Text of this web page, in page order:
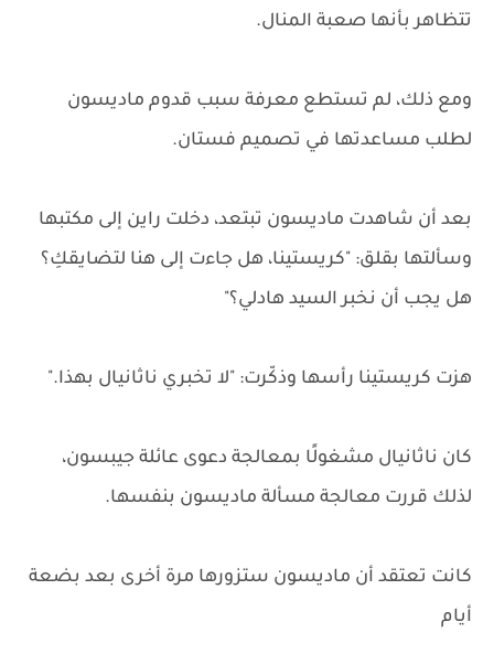
تتظاهر بأنها صعبة المنال.
ومع ذلك، لم تستطع معرفة سبب قدوم ماديسون
لطلب مساعدتها في تصميم فستان.
بعد أن شاهدت ماديسون تبتعد، دخلت راين إلى مكتبها
وسألتها بقلق: "كريستينا، هل جاءت إلى هنا لتضايقكِ؟
هل يجب أن نخبر السيد هادلي؟"
هزت كريستينا رأسها وذكّرت: "لا تخبري ناثانيال بهذا."
كان ناثانيال مشغولًا بمعالجة دعوى عائلة جيبسون،
لذلك قررت معالجة مسألة ماديسون بنفسها.
كانت تعتقد أن ماديسون ستزورها مرة أخرى بعد بضعة
أيام